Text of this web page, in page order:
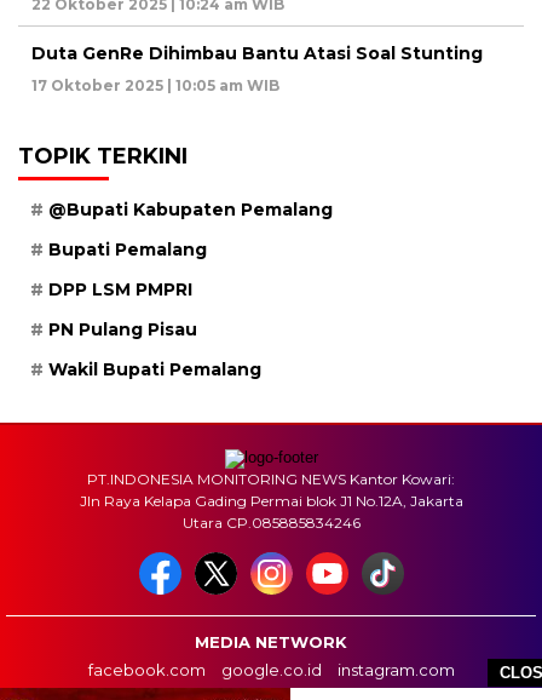
22 Oktober 2025 | 10:24 am WIB
Duta GenRe Dihimbau Bantu Atasi Soal Stunting
17 Oktober 2025 | 10:05 am WIB
TOPIK TERKINI
@Bupati Kabupaten Pemalang
Bupati Pemalang
DPP LSM PMPRI
PN Pulang Pisau
Wakil Bupati Pemalang
PT.INDONESIA MONITORING NEWS Kantor Kowari:
Jln Raya Kelapa Gading Permai blok J1 No.12A, Jakarta
Utara CP.085885834246
MEDIA NETWORK
facebook.com
google.co.id
instagram.com